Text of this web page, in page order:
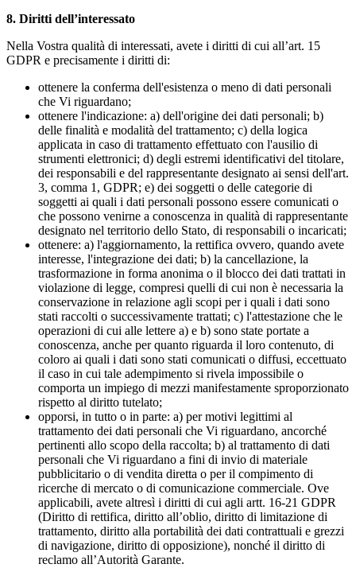
8. Diritti dell’interessato
Nella Vostra qualità di interessati, avete i diritti di cui all’art. 15
GDPR e precisamente i diritti di:
ottenere la conferma dell'esistenza o meno di dati personali
che Vi riguardano;
ottenere l'indicazione: a) dell'origine dei dati personali; b)
delle finalità e modalità del trattamento; c) della logica
applicata in caso di trattamento effettuato con l'ausilio di
strumenti elettronici; d) degli estremi identificativi del titolare,
dei responsabili e del rappresentante designato ai sensi dell'art.
3, comma 1, GDPR; e) dei soggetti o delle categorie di
soggetti ai quali i dati personali possono essere comunicati o
che possono venirne a conoscenza in qualità di rappresentante
designato nel territorio dello Stato, di responsabili o incaricati;
ottenere: a) l'aggiornamento, la rettifica ovvero, quando avete
interesse, l'integrazione dei dati; b) la cancellazione, la
trasformazione in forma anonima o il blocco dei dati trattati in
violazione di legge, compresi quelli di cui non è necessaria la
conservazione in relazione agli scopi per i quali i dati sono
stati raccolti o successivamente trattati; c) l'attestazione che le
operazioni di cui alle lettere a) e b) sono state portate a
conoscenza, anche per quanto riguarda il loro contenuto, di
coloro ai quali i dati sono stati comunicati o diffusi, eccettuato
il caso in cui tale adempimento si rivela impossibile o
comporta un impiego di mezzi manifestamente sproporzionato
rispetto al diritto tutelato;
opporsi, in tutto o in parte: a) per motivi legittimi al
trattamento dei dati personali che Vi riguardano, ancorché
pertinenti allo scopo della raccolta; b) al trattamento di dati
personali che Vi riguardano a fini di invio di materiale
pubblicitario o di vendita diretta o per il compimento di
ricerche di mercato o di comunicazione commerciale. Ove
applicabili, avete altresì i diritti di cui agli artt. 16-21 GDPR
(Diritto di rettifica, diritto all’oblio, diritto di limitazione di
trattamento, diritto alla portabilità dei dati contrattuali e grezzi
di navigazione, diritto di opposizione), nonché il diritto di
reclamo all’Autorità Garante.